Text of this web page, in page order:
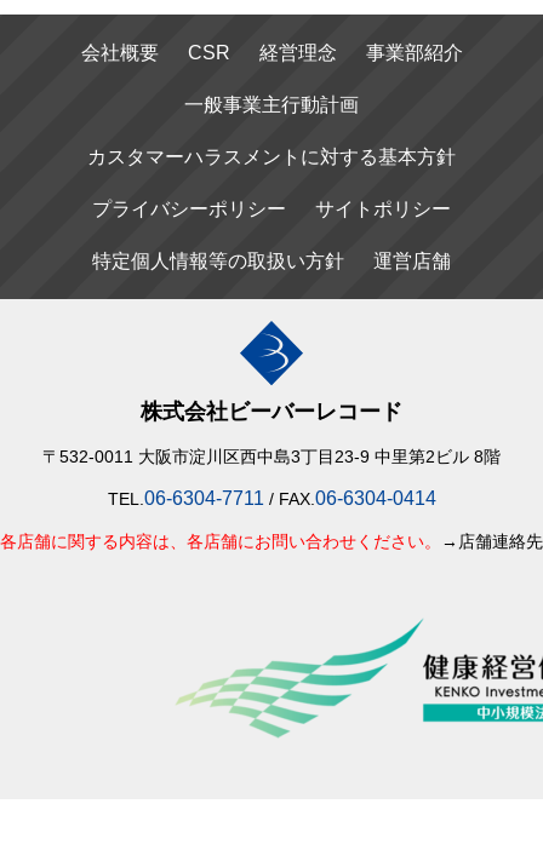
会社概要 CSR 経営理念 事業部紹介
一般事業主行動計画
カスタマーハラスメントに対する基本方針
プライバシーポリシー サイトポリシー
特定個人情報等の取扱い方針 運営店舗
株式会社ビーバーレコード
〒532-0011 大阪市淀川区西中島3丁目23-9 中里第2ビル 8階
TEL. 06-6304-7711 / FAX. 06-6304-0414
各店舗に関する内容は、各店舗にお問い合わせください。 →店舗連絡先